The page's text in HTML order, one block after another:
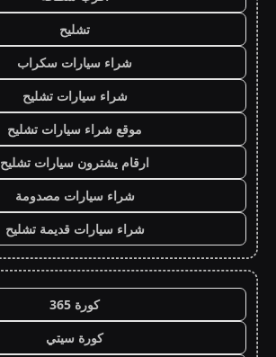
تشليح
شراء سيارات سكراب
شراء سيارات تشليح
موقع شراء سيارات تشليح
ارقام يشترون سيارات تشليح
شراء سيارات مصدومة
شراء سيارات قديمة تشليح
كورة 365
كورة سيتي